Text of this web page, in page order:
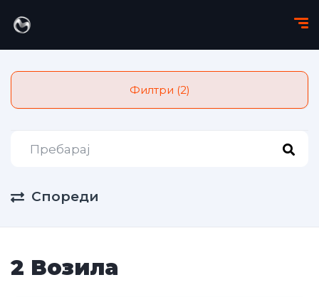
Филтри (2)
Спореди
2 Возила